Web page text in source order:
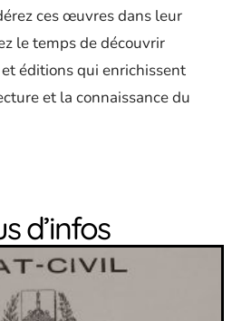
ces œuvres dans leur
le temps de découvrir
éditions qui enrichissent
et la connaissance du
d’infos